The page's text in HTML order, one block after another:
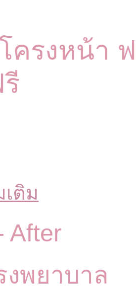
ครงหน้า
ติม
After
พยาบาล